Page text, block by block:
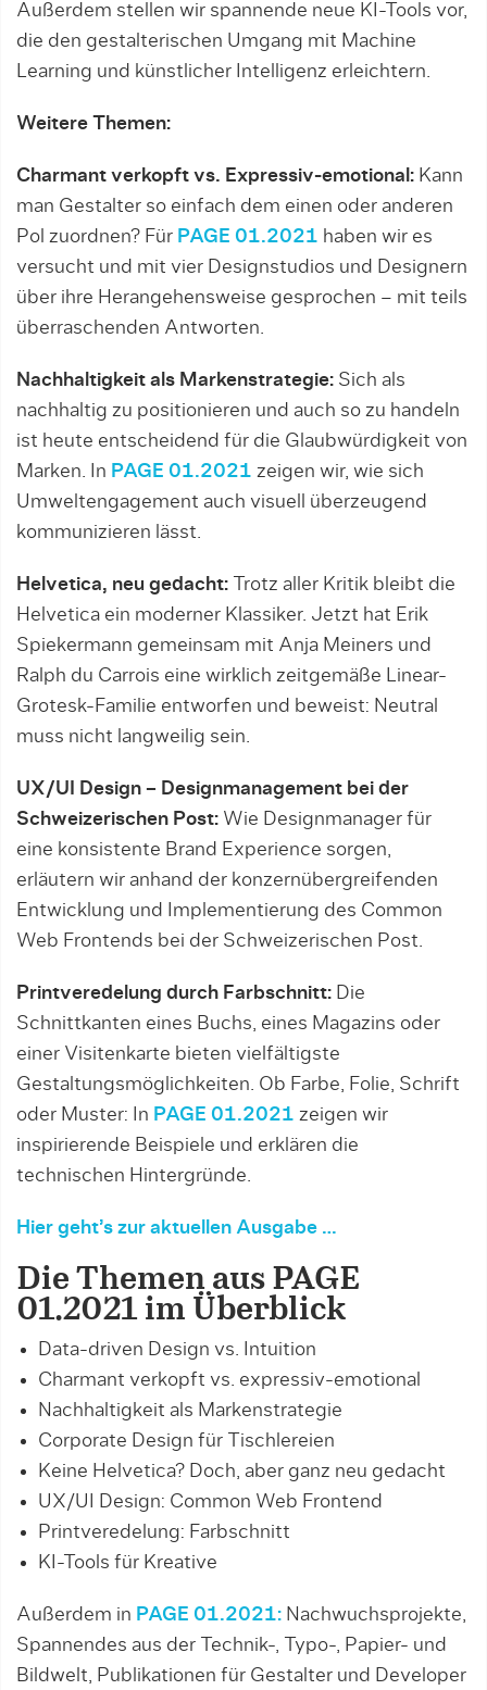
Außerdem stellen wir spannende neue KI-Tools vor,
die den gestalterischen Umgang mit Machine
Learning und künstlicher Intelligenz erleichtern.
Weitere Themen:
Charmant verkopft vs. Expressiv-emotional: Kann
man Gestalter so einfach dem einen oder anderen
Pol zuordnen? Für PAGE 01.2021 haben wir es
versucht und mit vier Designstudios und Designern
über ihre Herangehensweise gesprochen – mit teils
überraschenden Antworten.
Nachhaltigkeit als Markenstrategie: Sich als
nachhaltig zu positionieren und auch so zu handeln
ist heute entscheidend für die Glaubwürdigkeit von
Marken. In PAGE 01.2021 zeigen wir, wie sich
Umweltengagement auch visuell überzeugend
kommunizieren lässt.
Helvetica, neu gedacht:
Trotz aller Kritik bleibt die
Helvetica ein moderner Klassiker. Jetzt hat Erik
Spiekermann gemeinsam mit Anja Meiners und
Ralph du Carrois eine wirklich zeitgemäße Linear-
Grotesk-Familie entworfen und beweist: Neutral
muss nicht langweilig sein.
UX/UI Design – Designmanagement bei der
Schweizerischen Post: Wie Designmanager für
eine konsistente Brand Experience sorgen,
erläutern wir anhand der konzernübergreifenden
Entwicklung und Implementierung des Common
Web Frontends bei der Schweizerischen Post.
Printveredelung durch Farbschnitt: Die
Schnittkanten eines Buchs, eines Magazins oder
einer Visitenkarte bieten vielfältigste
Gestaltungsmöglichkeiten. Ob Farbe, Folie, Schrift
oder Muster: In PAGE 01.2021 zeigen wir
inspirierende Beispiele und erklären die
technischen Hintergründe.
Hier geht’s zur aktuellen Ausgabe …
Die Themen aus PAGE
01.2021 im Überblick
Data-driven Design vs. Intuition
Charmant verkopft vs. expressiv-emotional
Nachhaltigkeit als Markenstrategie
Corporate Design für Tischlereien
Keine Helvetica? Doch, aber ganz neu gedacht
UX/UI Design: Common Web Frontend
Printveredelung: Farbschnitt
KI-Tools für Kreative
Außerdem in PAGE 01.2021: Nachwuchsprojekte,
Spannendes aus der Technik-, Typo-, Papier- und
Bildwelt, Publikationen für Gestalter und Developer